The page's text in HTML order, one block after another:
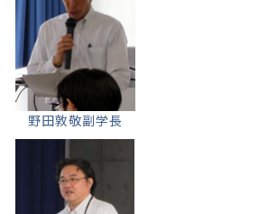
野田敦敬副学長